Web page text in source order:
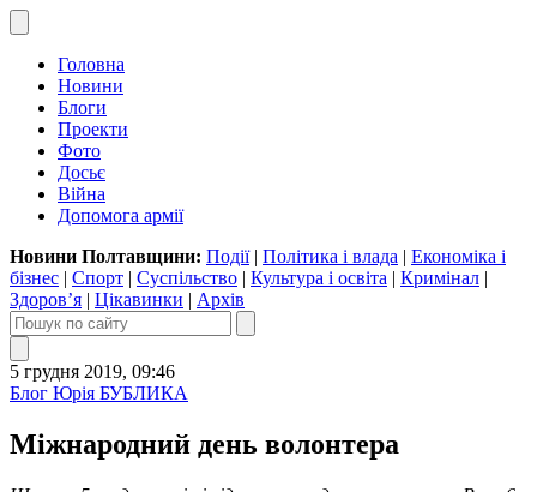
Головна
Новини
Блоги
Проекти
Фото
Досьє
Війна
Допомога армії
Новини Полтавщини: Події| Політика і влада | Економіка і
бізнес | Спорт | Суспільство | Культура і освіта | Кримінал |
Здоров’я | Цікавинки | Архів
5 грудня 2019, 09:46
Блог Юрія БУБЛИКА
Міжнародний день волонтера